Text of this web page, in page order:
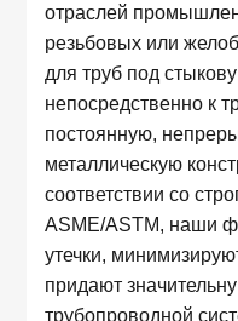
отраслей
резьбовых или
для труб под
непосредственно к
постоянную,
металлическую
соответствии со
ASME/ASTM, наши
утечки,
придают
трубопроводной